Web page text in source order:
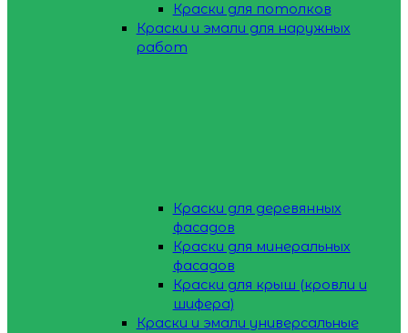
Краски для потолков
Краски и эмали для наружных
работ
Краски для деревянных
фасадов
Краски для минеральных
фасадов
Краски для крыш (кровли и
шифера)
Краски и эмали универсальные